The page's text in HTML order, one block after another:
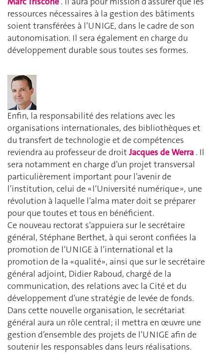
ressources nécessaires à la gestion des bâtiments
soient transférées à l’UNIGE, dans le cadre de son
autonomisation. Il sera également en charge du
développement durable sous toutes ses formes.
Enfin, la responsabilité des relations avec les
organisations internationales, des bibliothèques et
du transfert de technologie et de compétences
reviendra au professeur de droit Jacques de Werra . Il
sera notamment en charge d’un projet transversal
particulièrement important pour l’avenir de
l’institution, celui de « l’Université numérique », une
révolution à laquelle l’alma mater doit se préparer
pour que toutes et tous en bénéficient.
Ce nouveau rectorat s’appuiera sur le secrétaire
général, Stéphane Berthet, à qui seront confiées la
promotion de l’UNIGE à l’international et la
promotion de la «qualité», ainsi que sur le secrétaire
général adjoint, Didier Raboud, chargé de la
communication, des relations avec la Cité et du
développement d’une stratégie de levée de fonds.
Dans cette nouvelle organisation, le secrétariat
général aura un rôle central; il mettra en œuvre une
gestion d’ensemble des projets de l’UNIGE afin de
soutenir les responsables dans leurs réalisations.